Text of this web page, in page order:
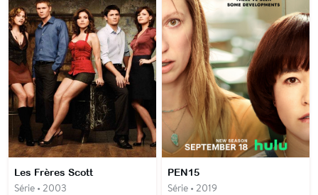
Les Frères Scott
Série • 2003
PEN15
Série • 2019